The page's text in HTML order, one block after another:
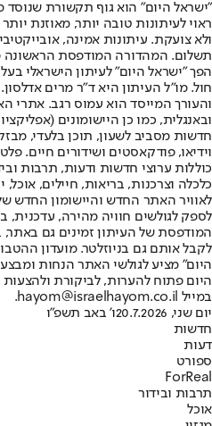
"ישראל היום" הוא גוף תקשורת שנוסד
ראוי לעיתונות טובה יותר, מאוזנת
ולא צועקת. עיתונות אמינה,
הפך "ישראל היום" לעיתון הישראלי
חול. מו"ל העיתון היא ד"ר מרים
והעורך המייסד הוא עמוס רגב. אתרי
חדשות מסביב לשעון, תוכן בלעדי,
וידיאו, פודקאסטים ושידורים חיים.
כוללות ערוצי חדשות ודעות, תרבות
לאוויר האתר החדש והיישומון החדש
לספק לגולשים חוויה מהירה, עדכנית,
המודפסת של העיתון זמינים גם
לקבל אותם גם בניוזלטר. מועדון
היום" מציע לגולשי האתר הנחות
היום פתוח להערות, לביקורת ולהצעות
במייל hayom@israelhayom.co.il.
יום שני, 20.7.2026
ו' באב תשפ"ו
חדשות
דעות
ספורט
ForReal
תרבות ובידור
אוכל